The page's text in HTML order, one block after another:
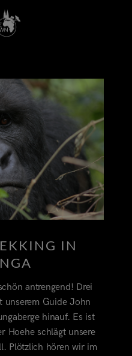
IN
antrengend! Drei
unserem Guide John
hinauf. Es ist
Hoehe schlägt unsere
Plötzlich hören wir im